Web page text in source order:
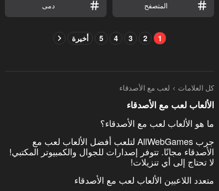
المتصفح دمى
1
2
3
4
5 أخيرة
كل العلامات لعب مع الأصدقاء
الألعاب لعب مع الأصدقاء
ما هو الألعاب لعب مع الأصدقاء؟
جرب AllWebGames لتلعب أفضل الألعاب لعب مع
الأصدقاء مجانًا. تتوفر إصدارات للجوال والكمبيوتر المكتبي!
لا تحتاج إلى أي تنزيلات!
متعدد اللاعبين الألعاب لعب مع الأصدقاء